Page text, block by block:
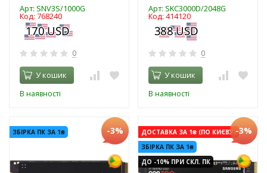
Арт: SNV3S/1000G
Код: 768240
0
У кошик
В наявності
Арт: SKC3000D/2048G
Код: 414120
0
У кошик
В наявності
ЗБІРКА ПК ЗА 1₴ -3%
ДОСТАВКА ЗА 1₴ (ПО КИЄВУ)
ЗБІРКА ПК ЗА 1₴
ДО -10% ПРИ СКЛ. ПК
-3%